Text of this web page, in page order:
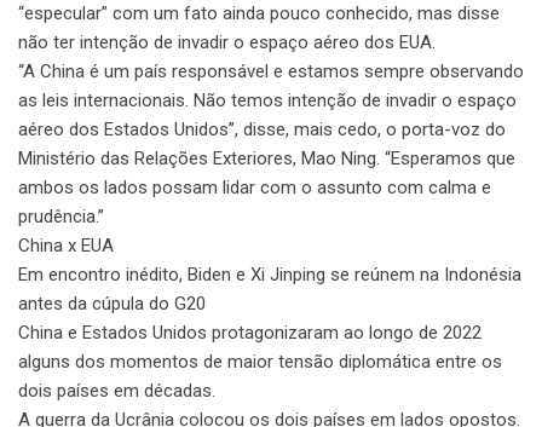
“especular” com um fato ainda pouco conhecido, mas disse
não ter intenção de invadir o espaço aéreo dos EUA.
“A China é um país responsável e estamos sempre observando
as leis internacionais. Não temos intenção de invadir o espaço
aéreo dos Estados Unidos”, disse, mais cedo, o porta-voz do
Ministério das Relações Exteriores, Mao Ning. “Esperamos que
ambos os lados possam lidar com o assunto com calma e
prudência.”
China x EUA
Em encontro inédito, Biden e Xi Jinping se reúnem na Indonésia
antes da cúpula do G20
China e Estados Unidos protagonizaram ao longo de 2022
alguns dos momentos de maior tensão diplomática entre os
dois países em décadas.
A guerra da Ucrânia colocou os dois países em lados opostos.